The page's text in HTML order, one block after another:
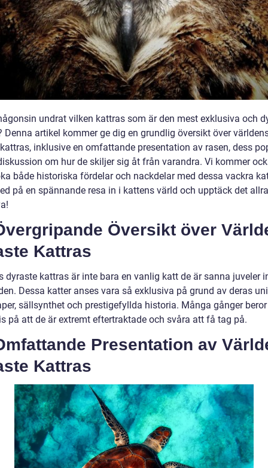
undrat vilken kattras som är den mest exklusiva och
Denna artikel kommer ge dig en grundlig översikt över
inklusive en omfattande presentation av rasen, dess
om hur de skiljer sig åt från varandra. Vi kommer
både historiska fördelar och nackdelar med dessa vackra
på en spännande resa in i kattens värld och upptäck det
Översikt över
Kattras
dyraste kattras är inte bara en vanlig katt de är sanna juveler
Dessa katter anses vara så exklusiva på grund av deras
sällsynthet och prestigefyllda historia. Många gånger
på att de är extremt eftertraktade och svåra att få tag på.
Presentation av
Kattras